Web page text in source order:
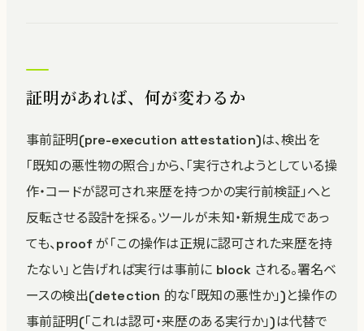
証明があれば、何が変わるか
事前証明(pre-execution attestation)は、検出を
「既知の悪性物の照合」から、「実行されようとしている操
作・コードが認可され来歴を持つかの実行前検証」へと
反転させる設計を採る。ツールが未知・新規生成であっ
ても、proof が「この操作は正規に認可された来歴を持
たない」と告げれば実行は事前に block される。署名ベ
ースの検出(detection 的な「既知の悪性か」)と操作の
事前証明(「これは認可・来歴のある実行か」)は代替で